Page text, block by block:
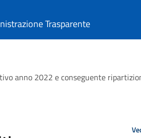
Trasparente
anno 2022 e conseguente